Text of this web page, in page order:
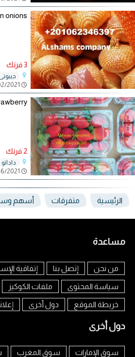
onions
3 فرنك
جيبوتي
2 فرنك
داداتو
الرئيسية متفرقات أسهم
مساعدة
من نحن إتصل بنا إتفاقية
سياسة المحتوى ملفات الكوكيز
خريطة الموقع دول أخرى
دول أخرى
سوق الإمارات سوق المغرب